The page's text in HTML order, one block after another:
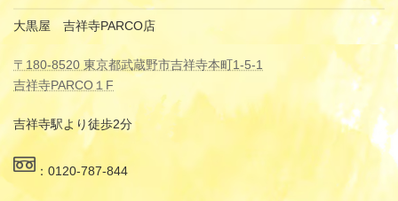
大黒屋 吉祥寺PARCO店
〒180-8520 東京都武蔵野市吉祥寺本町1-5-1
吉祥寺PARCO１F
吉祥寺駅より徒歩2分
：0120-787-844